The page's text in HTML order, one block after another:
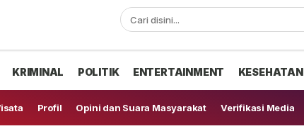
KRIMINAL POLITIK ENTERTAINMENT KESEHATAN
Profil Opini dan Suara Masyarakat Verifikasi Media